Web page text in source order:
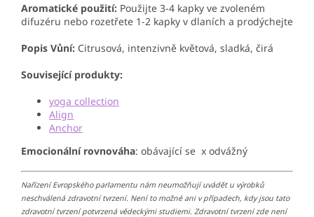
Aromatické použití: Použijte 3-4 kapky ve zvoleném
difuzéru nebo rozetřete 1-2 kapky v dlaních a prodýchejte
Popis Vůní: Citrusová, intenzivně květová, sladká, čirá
Související produkty:
yoga collection
Align
Anchor
Emocionální rovnováha: obávající se x odvážný
Nařízení Evropského parlamentu nám neumožňují uvádět u výrobků
neschválená zdravotní tvrzení. Není to možné ani v případech, kdy jsou tato
zdravotní tvrzení potvrzená vědeckými studiemi. Zdravotní tvrzení zde není